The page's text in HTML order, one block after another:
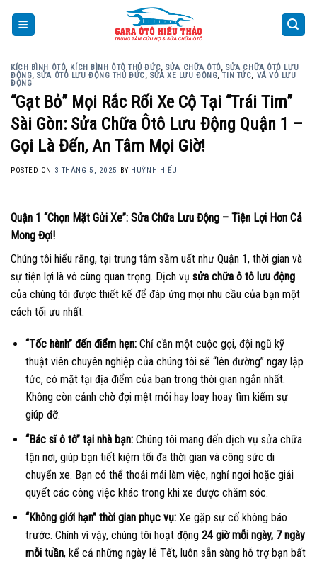
KÍCH BÌNH ÔTÔ, KÍCH BÌNH ÔTÔ THỦ ĐỨC,SỬA CHỮA ÔTÔ,SỬA CHỮA ÔTÔ LƯU
ĐỘNG,SỬA ÔTÔ LƯU ĐỘNG THỦ ĐỨC, SỬA XE LƯU ĐỘNG,TIN TỨC, VÁ VỎ LƯU
ĐỘNG
“Gạt Bỏ” Mọi Rắc Rối Xe Cộ Tại “Trái Tim”
Sài Gòn: Sửa Chữa Ôtô Lưu Động Quận 1 –
Gọi Là Đến, An Tâm Mọi Giờ!
POSTED ON 3 THÁNG 5, 2025 BY HUỲNH HIẾU
Quận 1 “Chọn Mặt Gửi Xe”: Sửa Chữa Lưu Động – Tiện Lợi Hơn Cả
Mong Đợi!
Chúng tôi hiểu rằng, tại trung tâm sầm uất như Quận 1, thời gian và
sự tiện lợi là vô cùng quan trọng. Dịch vụ sửa chữa ô tô lưu động
của chúng tôi được thiết kế để đáp ứng mọi nhu cầu của bạn một
cách tối ưu nhất:
“Tốc hành” đến điểm hẹn:Chỉ cần một cuộc gọi, đội ngũ kỹ
thuật viên chuyên nghiệp của chúng tôi sẽ “lên đường” ngay lập
tức, có mặt tại địa điểm của bạn trong thời gian ngắn nhất.
Không còn cảnh chờ đợi mệt mỏi hay loay hoay tìm kiếm sự
giúp đỡ.
“Bác sĩ ô tô” tại nhà bạn:Chúng tôi mang đến dịch vụ sửa chữa
tận nơi, giúp bạn tiết kiệm tối đa thời gian và công sức di
chuyển xe. Bạn có thể thoải mái làm việc, nghỉ ngơi hoặc giải
quyết các công việc khác trong khi xe được chăm sóc.
“Không giới hạn” thời gian phục vụ:Xe gặp sự cố không báo
trước. Chính vì vậy, chúng tôi hoạt động 24 giờ mỗi ngày, 7 ngày
mỗi tuần, kể cả những ngày lễ Tết, luôn sẵn sàng hỗ trợ bạn bất